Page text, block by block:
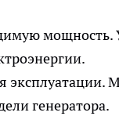
мощность.
эксплуатации.
генератора.